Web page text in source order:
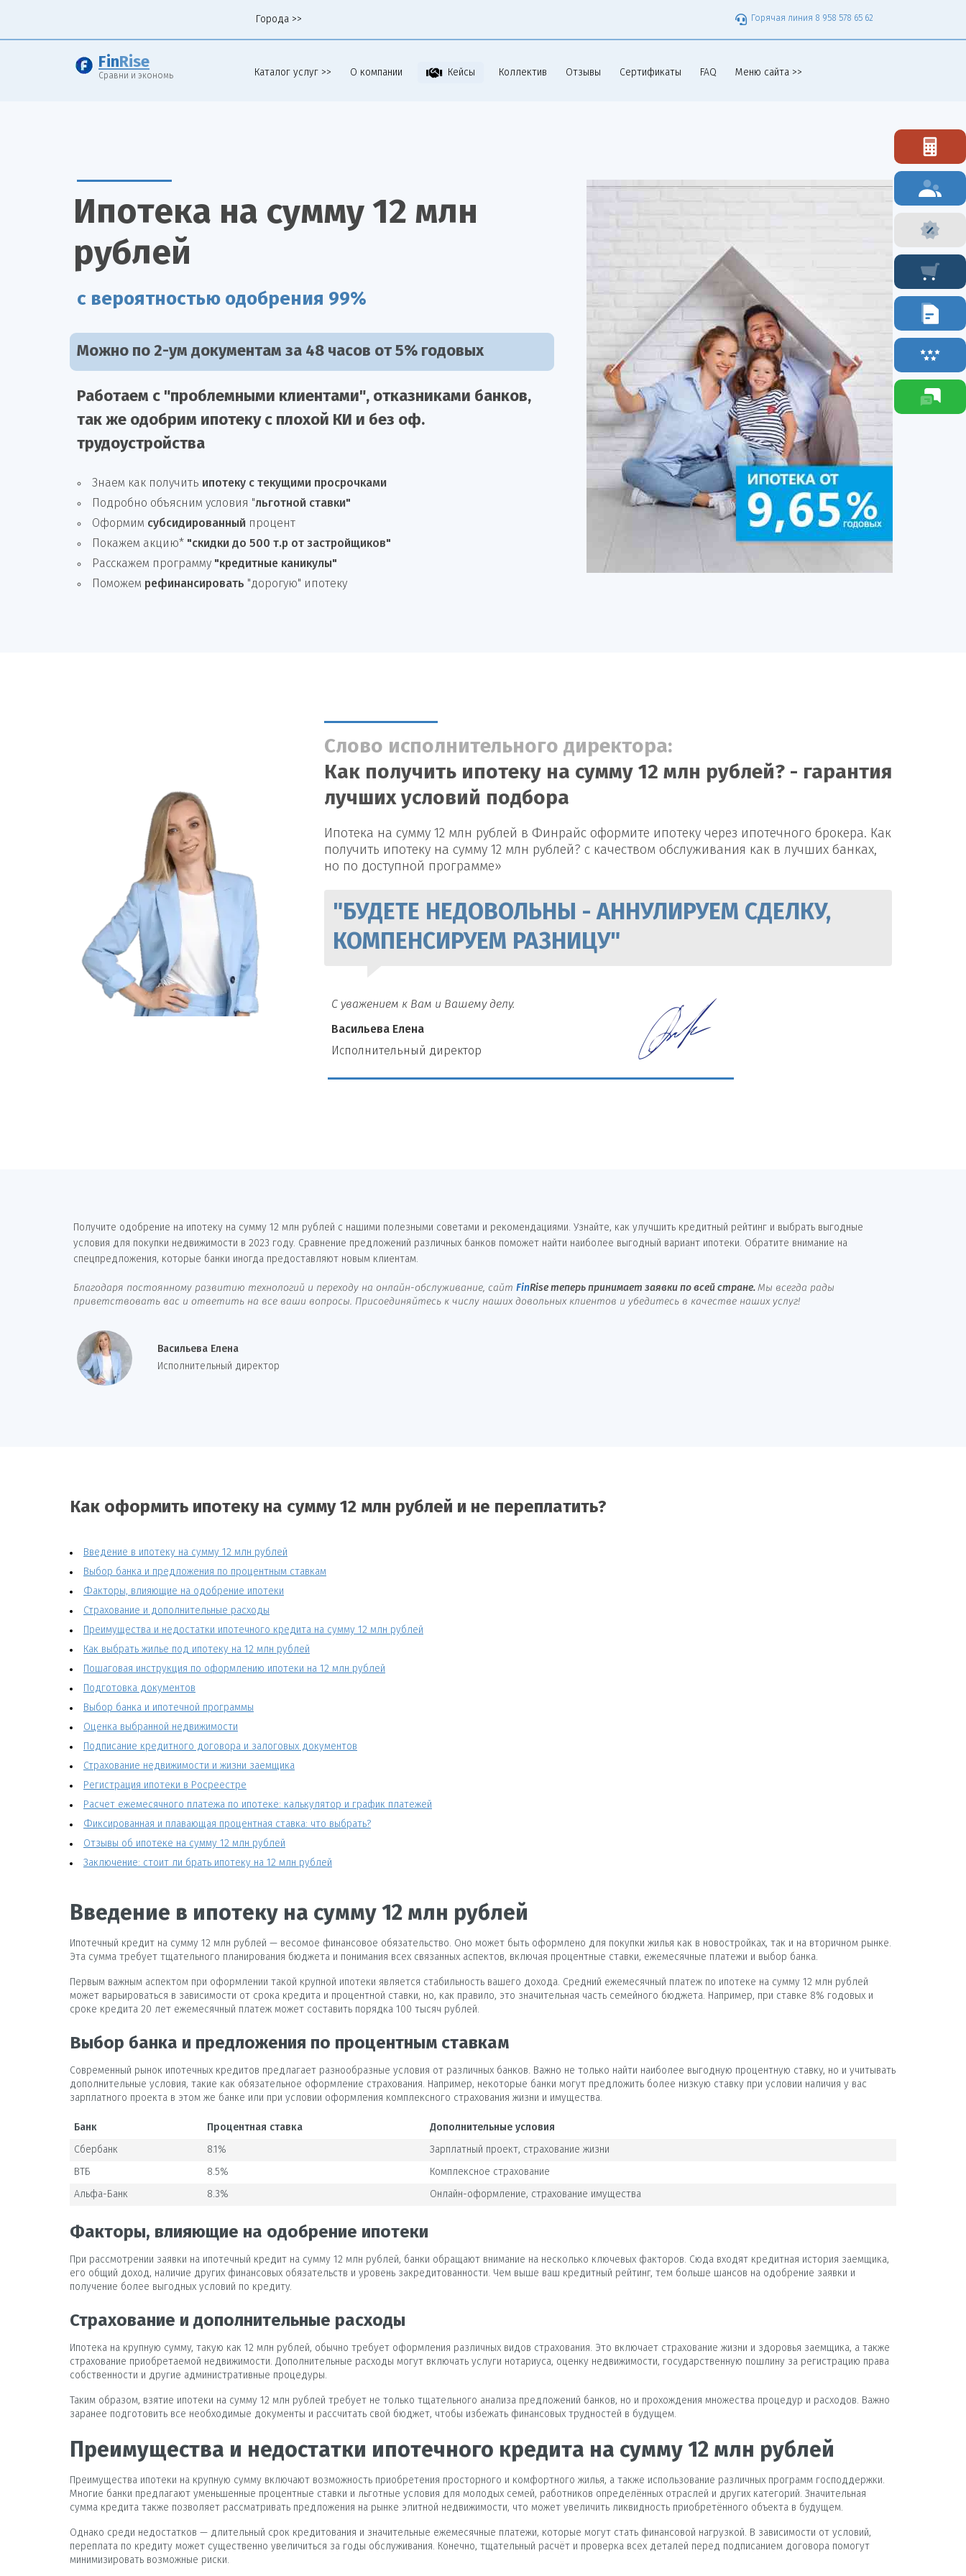
Города >> Горячая линия 8 958 578 65 62
Fin Rise
Сравни и экономь Каталог услуг >> О компании Кейсы Коллектив Отзывы Сертификаты FAQ Меню сайта >>
Ипотека на сумму 12 млн
рублей
с вероятностью одобрения 99%
Можно по 2-ум документам за 48 часов от 5% годовых
Работаем с "проблемными клиентами", отказниками банков,
так же одобрим ипотеку с плохой КИ и без оф.
трудоустройства
Знаем как получить ипотеку с текущими просрочками
Подробно объясним условия "льготной ставки"
Оформим субсидированный процент
Покажем акцию* "скидки до 500 т.р от застройщиков"
Расскажем программу "кредитные каникулы"
Поможем рефинансировать "дорогую" ипотеку
Слово исполнительного директора:
Как получить ипотеку на сумму 12 млн рублей? - гарантия
лучших условий подбора
Ипотека на сумму 12 млн рублей в Финрайс оформите ипотеку через ипотечного брокера. Как
получить ипотеку на сумму 12 млн рублей? с качеством обслуживания как в лучших банках,
но по доступной программе»
"БУДЕТЕ НЕДОВОЛЬНЫ - АННУЛИРУЕМ СДЕЛКУ,
КОМПЕНСИРУЕМ РАЗНИЦУ"
С уважением к Вам и Вашему делу.
Васильева Елена
И сполнительный директор
Получите одобрение на ипотеку на сумму 12 млн рублей с нашими полезными советами и рекомендациями. Узнайте, как улучшить кредитный рейтинг и выбрать выгодные
условия для покупки недвижимости в 2023 году. Сравнение предложений различных банков поможет найти наиболее выгодный вариант ипотеки. Обратите внимание на
спецпредложения, которые банки иногда предоставляют новым клиентам.
Благодаря постоянному развитию технологий и переходу на онлайн-обслуживание, сайт FinRise теперь принимает заявки по всей стране. Мы всегда рады
приветствовать вас и ответить на все ваши вопросы. Присоединяйтесь к числу наших довольных клиентов и убедитесь в качестве наших услуг!
Васильева Елена
И сполнительный директор
Как оформить ипотеку на сумму 12 млн рублей и не переплатить?
Введение в ипотеку на сумму 12 млн рублей
Выбор банка и предложения по процентным ставкам
Факторы, влияющие на одобрение ипотеки
Страхование и дополнительные расходы
Преимущества и недостатки ипотечного кредита на сумму 12 млн рублей
Как выбрать жилье под ипотеку на 12 млн рублей
Пошаговая инструкция по оформлению ипотеки на 12 млн рублей
Подготовка документов
Выбор банка и ипотечной программы
Оценка выбранной недвижимости
Подписание кредитного договора и залоговых документов
Страхование недвижимости и жизни заемщика
Регистрация ипотеки в Росреестре
Расчет ежемесячного платежа по ипотеке: калькулятор и график платежей
Фиксированная и плавающая процентная ставка: что выбрать?
Отзывы об ипотеке на сумму 12 млн рублей
Заключение: стоит ли брать ипотеку на 12 млн рублей
Введение в ипотеку на сумму 12 млн рублей
Ипотечный кредит на сумму 12 млн рублей — весомое финансовое обязательство. Оно может быть оформлено для покупки жилья как в новостройках, так и на вторичном рынке.
Эта сумма требует тщательного планирования бюджета и понимания всех связанных аспектов, включая процентные ставки, ежемесячные платежи и выбор банка.
Первым важным аспектом при оформлении такой крупной ипотеки является стабильность вашего дохода. Средний ежемесячный платеж по ипотеке на сумму 12 млн рублей
может варьироваться в зависимости от срока кредита и процентной ставки, но, как правило, это значительная часть семейного бюджета. Например, при ставке 8% годовых и
сроке кредита 20 лет ежемесячный платеж может составить порядка 100 тысяч рублей.
Выбор банка и предложения по процентным ставкам
Современный рынок ипотечных кредитов предлагает разнообразные условия от различных банков. Важно не только найти наиболее выгодную процентную ставку, но и учитывать
дополнительные условия, такие как обязательное оформление страхования. Например, некоторые банки могут предложить более низкую ставку при условии наличия у вас
зарплатного проекта в этом же банке или при условии оформления комплексного страхования жизни и имущества.
Банк Процентная ставка Дополнительные условия
Сбербанк 8.1% Зарплатный проект, страхование жизни
ВТБ 8.5% Комплексное страхование
Альфа-Банк 8.3% Онлайн-оформление, страхование имущества
Факторы, влияющие на одобрение ипотеки
При рассмотрении заявки на ипотечный кредит на сумму 12 млн рублей, банки обращают внимание на несколько ключевых факторов. Сюда входят кредитная история заемщика,
его общий доход, наличие других финансовых обязательств и уровень закредитованности. Чем выше ваш кредитный рейтинг, тем больше шансов на одобрение заявки и
получение более выгодных условий по кредиту.
Страхование и дополнительные расходы
Ипотека на крупную сумму, такую как 12 млн рублей, обычно требует оформления различных видов страхования. Это включает страхование жизни и здоровья заемщика, а также
страхование приобретаемой недвижимости. Дополнительные расходы могут включать услуги нотариуса, оценку недвижимости, государственную пошлину за регистрацию права
собственности и другие административные процедуры.
Таким образом, взятие ипотеки на сумму 12 млн рублей требует не только тщательного анализа предложений банков, но и прохождения множества процедур и расходов. Важно
заранее подготовить все необходимые документы и рассчитать свой бюджет, чтобы избежать финансовых трудностей в будущем.
Преимущества и недостатки ипотечного кредита на сумму 12 млн рублей
Преимущества ипотеки на крупную сумму включают возможность приобретения просторного и комфортного жилья, а также использование различных программ господдержки.
Многие банки предлагают уменьшенные процентные ставки и льготные условия для молодых семей, работников определённых отраслей и других категорий. Значительная
сумма кредита также позволяет рассматривать предложения на рынке элитной недвижимости, что может увеличить ликвидность приобретённого объекта в будущем.
Однако среди недостатков — длительный срок кредитования и значительные ежемесячные платежи, которые могут стать финансовой нагрузкой. В зависимости от условий,
переплата по кредиту может существенно увеличиться за годы обслуживания. Конечно, тщательный расчёт и проверка всех деталей перед подписанием договора помогут
минимизировать возможные риски.